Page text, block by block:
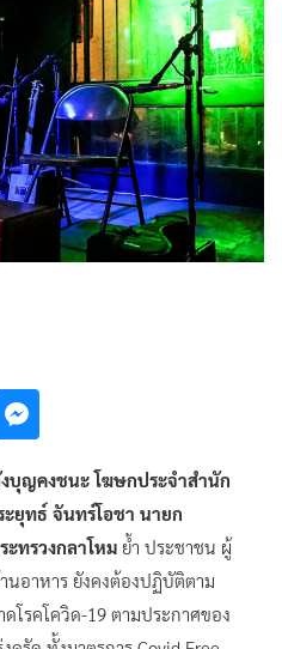
บุญคงชนะ โฆษกประจำสำนัก
ะยุทธ์ จันทร์โอชา นายก
ะทรวงกลาโหม ย้ำ ประชาชน ผู้
นอาหาร ยังคงต้องปฏิบัติตาม
โรคโควิด-19 ตามประกาศของ